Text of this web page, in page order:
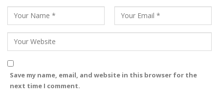
Save my name, email, and website in this browser for the
next time I comment.